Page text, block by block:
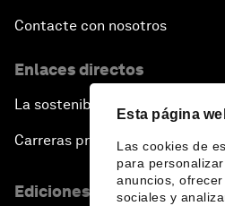
Esta página
Las cookies de
para
anuncios,
sociales y
Contacte con nosotros
Enlaces directos
La sostenibilidad en el Foro
Carreras profesionales
Ediciones en otros idiomas